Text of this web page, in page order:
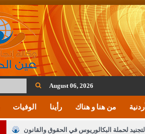
August 06, 2026
الوفيات رأينا من هنا و هناك
لحملة البكالوريوس في الحقوق والقانون